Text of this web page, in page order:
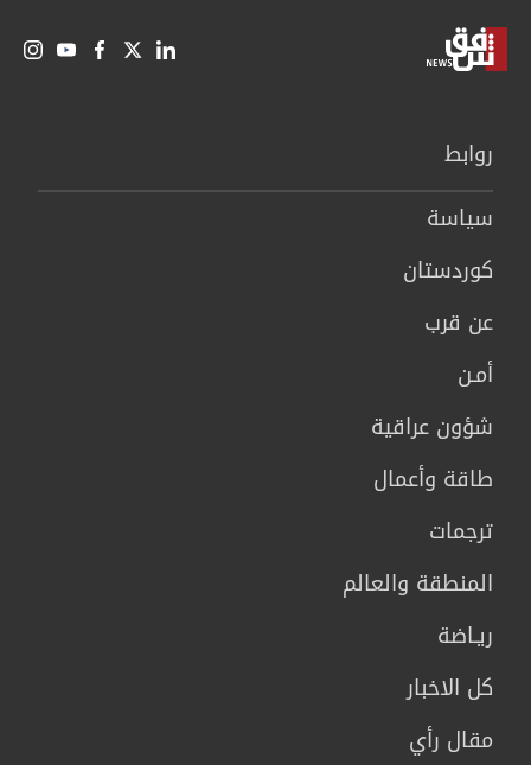
روابط
سیاسة
كوردستان
عن قرب
أمـن
شؤون عراقية
طاقة وأعمال
ترجمات
المنطقة والعالم
ريـاضة
كل الاخبار
مقال رأي